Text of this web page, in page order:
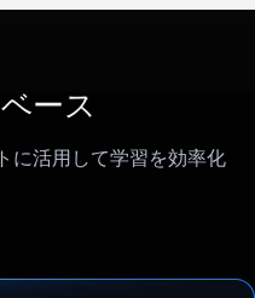
ース
に活用して学習を効率化